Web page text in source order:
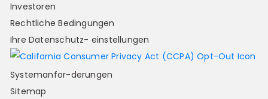
Investoren
Rechtliche Bedingungen
Ihre Datenschutz- einstellungen
Systemanfor-derungen
Sitemap